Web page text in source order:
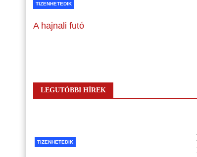
TIZENHETEDIK
A hajnali futó
LEGUTÓBBI HÍREK
TIZENHETEDIK